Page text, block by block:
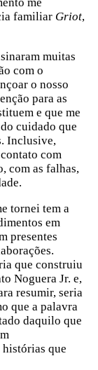
familiar Griot,
muitas
com o
o nosso
para as
e que me
cuidado que
Inclusive,
com
com as falhas,
tornei tem a
em
presentes
que construiu
Noguera Jr. e,
resumir, seria
que a palavra
daquilo que
que